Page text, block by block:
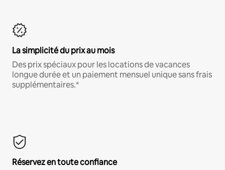
La simplicité du prix au mois
Des prix spéciaux pour les locations de vacances
longue durée et un paiement mensuel unique sans frais
supplémentaires.*
Réservez en toute confiance